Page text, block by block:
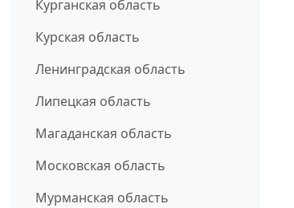
Курганская область
Курская область
Ленинградская область
Липецкая область
Магаданская область
Московская область
Мурманская область